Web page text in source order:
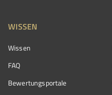
WISSEN
Wissen
FAQ
Bewertungsportale